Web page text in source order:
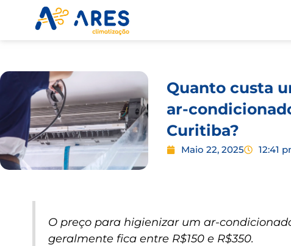
Quanto custa
ar-
Curitiba?
Maio 22, 2025 12:41
O preço para higienizar um ar-
geralmente fica entre R$150 e R$350.